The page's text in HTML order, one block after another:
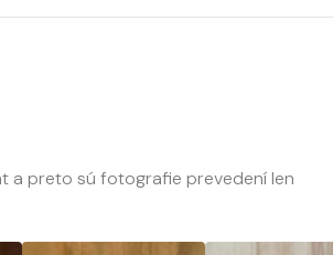
a preto sú fotografie prevedení len